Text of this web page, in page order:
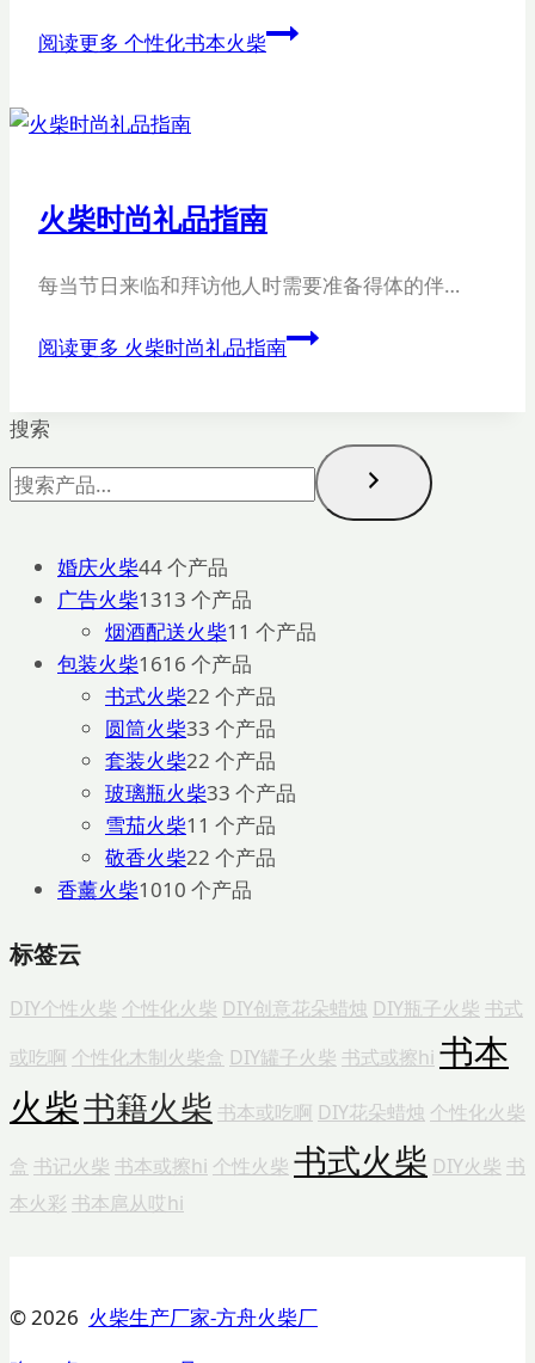
阅读更多 个性化书本火柴
火柴时尚礼品指南
每当节日来临和拜访他人时需要准备得体的伴…
阅读更多 火柴时尚礼品指南
搜索
婚庆火柴44 个产品
广告火柴1313 个产品
烟酒配送火柴1 1 个产品
包装火柴1616 个产品
书式火柴22 个产品
圆筒火柴33 个产品
套装火柴22 个产品
玻璃瓶火柴33 个产品
雪茄火柴1 1 个产品
敬香火柴22 个产品
香薰火柴1010 个产品
标签云
DIY个性火柴 个性化火柴 DIY创意花朵蜡烛 DIY瓶子火柴 书式
或吃啊 个性化木制火柴盒 DIY罐子火柴 书式或擦hi 书本
火柴书籍火柴 书本或吃啊 DIY花朵蜡烛 个性化火柴
盒 书记火柴 书本或擦hi 个性火柴 书式火柴 DIY火柴 书
本火彩 书本扈从哎hi
© 2026 火柴生产厂家-方舟火柴厂